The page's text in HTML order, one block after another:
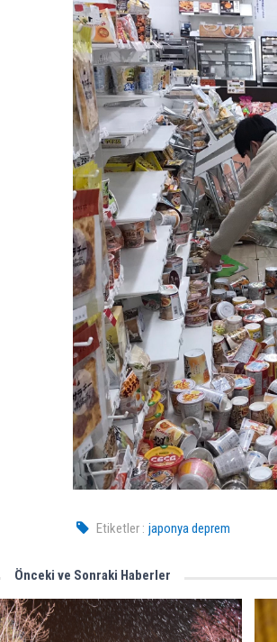
Etiketler : japonya deprem
Önceki ve Sonraki Haberler